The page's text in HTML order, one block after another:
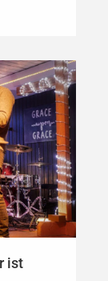
ist